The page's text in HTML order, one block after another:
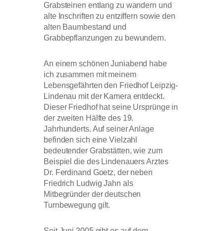
Grabsteinen entlang zu wandern und
alte Inschriften zu entziffern sowie den
alten Baumbestand und
Grabbepflanzungen zu bewundern.
An einem schönen Juniabend habe
ich zusammen mit meinem
Lebensgefährten den Friedhof Leipzig-
Lindenau mit der Kamera entdeckt.
Dieser Friedhof hat seine Ursprünge in
der zweiten Hälfte des 19.
Jahrhunderts. Auf seiner Anlage
befinden sich eine Vielzahl
bedeutender Grabstätten, wie zum
Beispiel die des Lindenauers Arztes
Dr. Ferdinand Goetz, der neben
Friedrich Ludwig Jahn als
Mitbegründer der deutschen
Turnbewegung gilt.